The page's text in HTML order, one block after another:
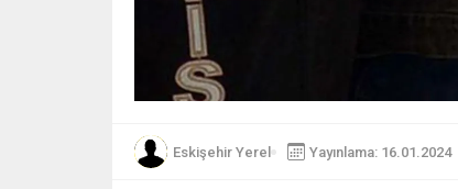
Eskişehir Yerel Yayınlama: 16.01.2024